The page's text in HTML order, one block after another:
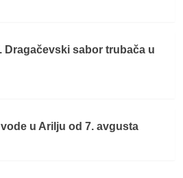
Dragačevski sabor trubača u
u Arilju od 7. avgusta